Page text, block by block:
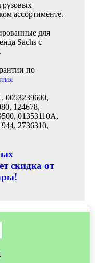
ассортименте.
для
Sachs с
по
0053239600,
124678,
01353110A,
2736310,
скидка от